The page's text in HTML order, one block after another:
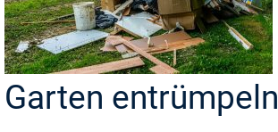
Garten entrümpeln